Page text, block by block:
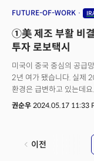
썼다. 또 최근 뉴욕타임스
민주당 지지는 여전히 견
대해서는 과장된 측면이
알려졌다. 매체는 "실리콘
않다"며 "다수의 중도 성
조용히 지지할 가능성이
FUTURE-OF-WORK
①美 제조 부활 비
투자 로보택시
미국이 중국 중심의 공급
2년 여가 됐습니다. 실제
환경은 급변하고 있는데
프로젝트에 수십 억 달러
투자가 이뤄졌는데요. 오
4월까지 미국 내 305개
권순우 2024.05.17 11:33
이전